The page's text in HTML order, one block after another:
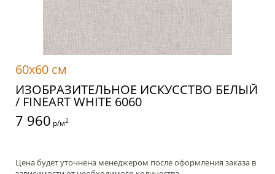
60x60 см
ИЗОБРАЗИТЕЛЬНОЕ ИСКУССТВО БЕЛЫЙ
/ FINEART WHITE 6060
7 960 р/м2
Цена будет уточнена менеджером после оформления заказа в